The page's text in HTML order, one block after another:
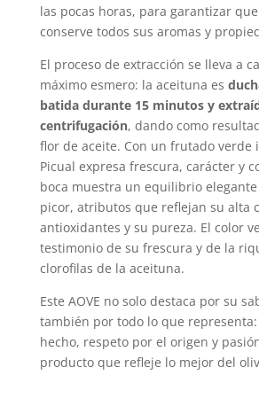
las pocas horas, para garantizar
conserve todos sus aromas y
El proceso de extracción se lleva a
máximo esmero: la aceituna es
batida durante 15 minutos y
centrifugación, dando como
flor de aceite. Con un frutado verde
Picual expresa frescura, carácter y
boca muestra un equilibrio
picor, atributos que reflejan su alta
antioxidantes y su pureza. El color
testimonio de su frescura y de la
clorofilas de la aceituna.
Este AOVE no solo destaca por su
también por todo lo que
hecho, respeto por el origen y
producto que refleje lo mejor del